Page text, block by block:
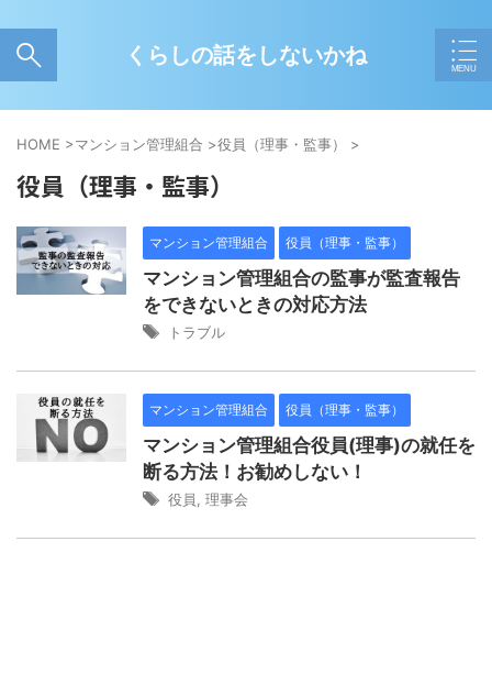
くらしの話をしないかね
HOME >マンション管理組合 >役員（理事・監事） >
役員（理事・監事）
マンション管理組合 役員（理事・監事）
マンション管理組合の監事が監査報告
をできないときの対応方法
トラブル
マンション管理組合 役員（理事・監事）
マンション管理組合役員(理事)の就任を
断る方法！お勧めしない！
役員 理事会